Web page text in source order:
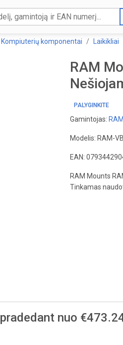
Kompiuterių komponentai Laikikliai
RAM
PALYGINKITE
Gamintojas:
Modelis: RAM-
EAN:
RAM Mounts
Tinkamas
nuo